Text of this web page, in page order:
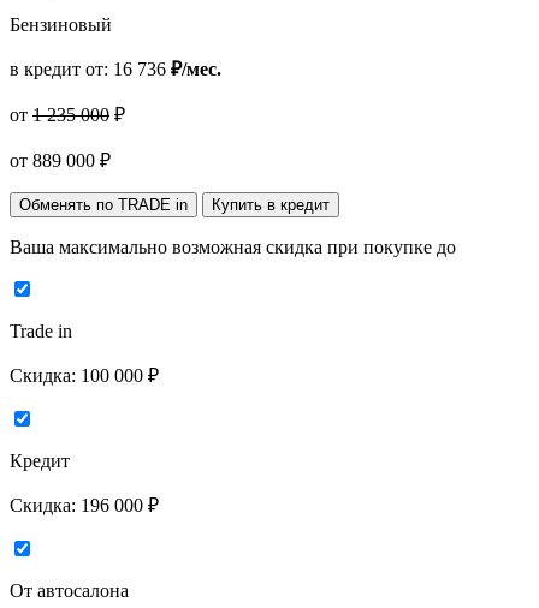
Бензиновый
в кредит от: 16 736 ₽/мес.
от 1 235 000 ₽
от 889 000 ₽
Обменять по TRADE in Купить в кредит
Ваша максимально возможная скидка при покупке до
Trade in
Скидка: 100 000 ₽
Кредит
Скидка: 196 000 ₽
От автосалона